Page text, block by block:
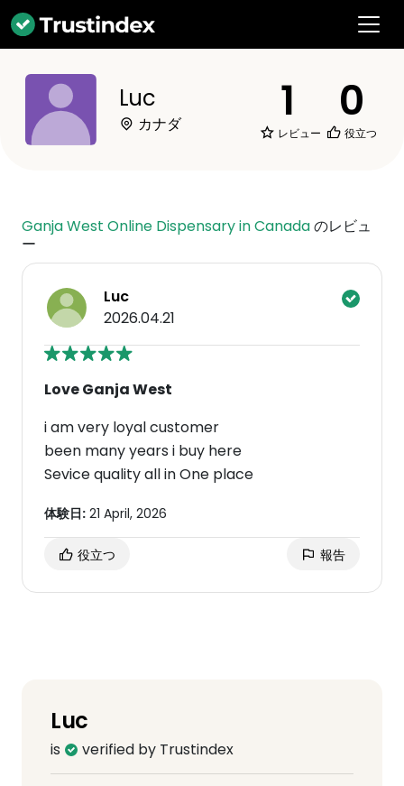
Luc
カナダ 1
レビュー
0
役立つ
Ganja West Online Dispensary in Canadaのレビュ
ー
Luc
2026.04.21
Love Ganja West
i am very loyal customer
been many years i buy here
Sevice quality all in One place
体験日: 21 April, 2026
役立つ 報告
Luc
is verified by Trustindex